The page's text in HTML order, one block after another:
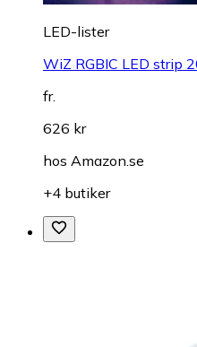
LED-lister
WiZ RGBIC LED strip
fr.
626 kr
hos Amazon.se
+4 butiker